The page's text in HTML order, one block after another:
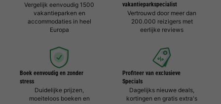
Vergelijk eenvoudig 1500
vakantieparken en
accommodaties in heel
Europa
vakantieparkspecialist
Vertrouwd door meer dan
200.000 reizigers met
eerlijke reviews
Boek eenvoudig en zonder
stress
Duidelijke prijzen,
moeiteloos boeken en
Profiteer van exclusieve
Specials
Dagelijks nieuwe deals,
kortingen en gratis extra's